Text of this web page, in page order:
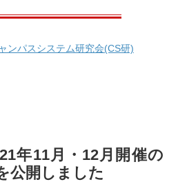
ンパスシステム研究会(CS研)
年11月・12月開催の
公開しました